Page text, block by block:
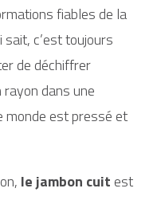
fiables de la
c’est toujours
de déchiffrer
rayon dans une
monde est pressé et
le jambon cuit est